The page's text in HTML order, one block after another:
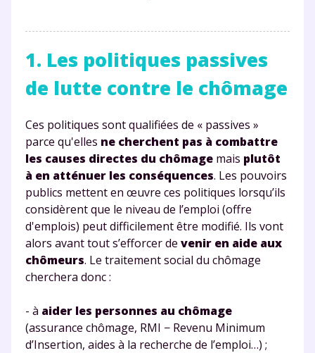
1. Les politiques passives
de lutte contre le chômage
Ces politiques sont qualifiées de « passives »
parce qu'elles ne cherchent pas à combattre
les causes directes du chômage mais plutôt
à en atténuer les conséquences. Les pouvoirs
publics mettent en œuvre ces politiques lorsqu’ils
considèrent que le niveau de l’emploi (offre
d'emplois) peut difficilement être modifié. Ils vont
alors avant tout s’efforcer de venir en aide aux
chômeurs. Le traitement social du chômage
cherchera donc :
- à aider les personnes au chômage
(assurance chômage, RMI − Revenu Minimum
d’Insertion, aides à la recherche de l’emploi…) ;